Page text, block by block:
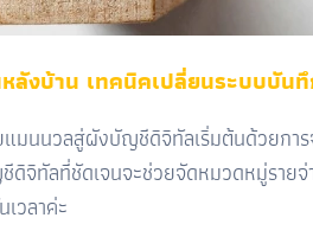
ลังบ้าน เทคนิคเปลี่ยนระบบบั
มนนวลสู่ผังบัญชีดิจิทัลเริ่มต้นด้วยกา
จิทัลที่ชัดเจนจะช่วยจัดหมวดหมู่ราย
วลาค่ะ